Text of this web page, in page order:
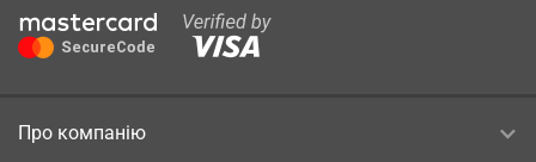
Про компанію